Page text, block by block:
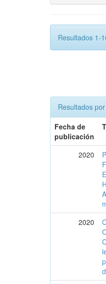
Resultados 1-
Resultados
Fecha de
publicación
2020
2020